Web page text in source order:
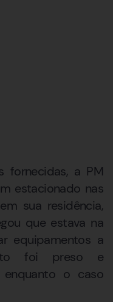
fornecidas, a PM
estacionado nas
sua residência,
que estava na
equipamentos a
foi preso e
enquanto o caso